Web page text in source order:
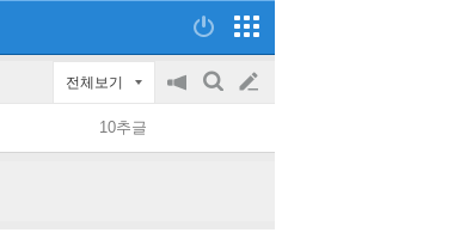
전체보기
공
on/off
검
글
쓰
10추글